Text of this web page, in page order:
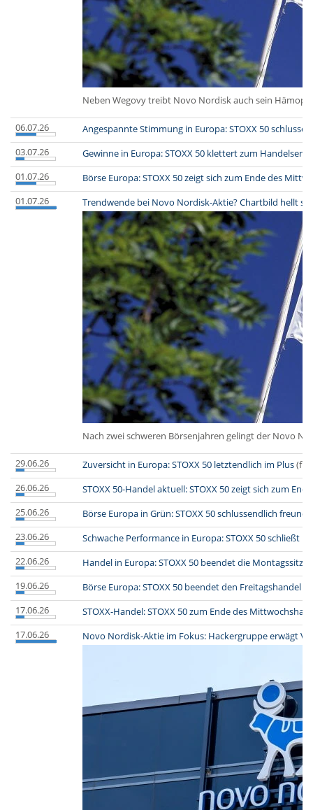
Neben Wegovy treibt Novo Nordisk auch sein
06.07.26
Angespannte Stimmung in Europa: STOXX 50
03.07.26
Gewinne in Europa: STOXX 50 klettert zum
01.07.26
Börse Europa: STOXX 50 zeigt sich zum Ende des
01.07.26
Trendwende bei Novo Nordisk-Aktie? Chartbild hellt
Nach zwei schweren Börsenjahren gelingt der Novo
29.06.26 Zuversicht in Europa: STOXX 50 letztendlich im Plus
26.06.26
STOXX 50-Handel aktuell: STOXX 50 zeigt sich zum
25.06.26
Börse Europa in Grün: STOXX 50 schlussendlich
23.06.26
Schwache Performance in Europa: STOXX 50 schließt
22.06.26
Handel in Europa: STOXX 50 beendet die
19.06.26
Börse Europa: STOXX 50 beendet den Freitagshandel
17.06.26
STOXX-Handel: STOXX 50 zum Ende des
17.06.26
Novo Nordisk-Aktie im Fokus: Hackergruppe erwägt